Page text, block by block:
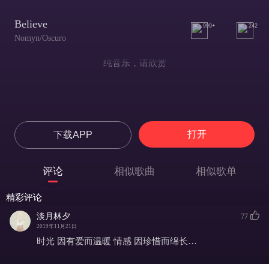
Believe
Nomyn/Oscuro
999+ 242
纯音乐，请欣赏
下载APP 打开
评论 相似歌曲 相似歌单
精彩评论
淡月林夕
2019年11月21日
77
时光 因有爱而温暖 情感 因珍惜而绵长…